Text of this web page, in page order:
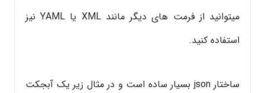
میتوانید از فرمت های دیگر مانند XML یا YAML نیز
استفاده کنید.
ساختار json بسیار ساده است و در مثال زیر یک آبجکت